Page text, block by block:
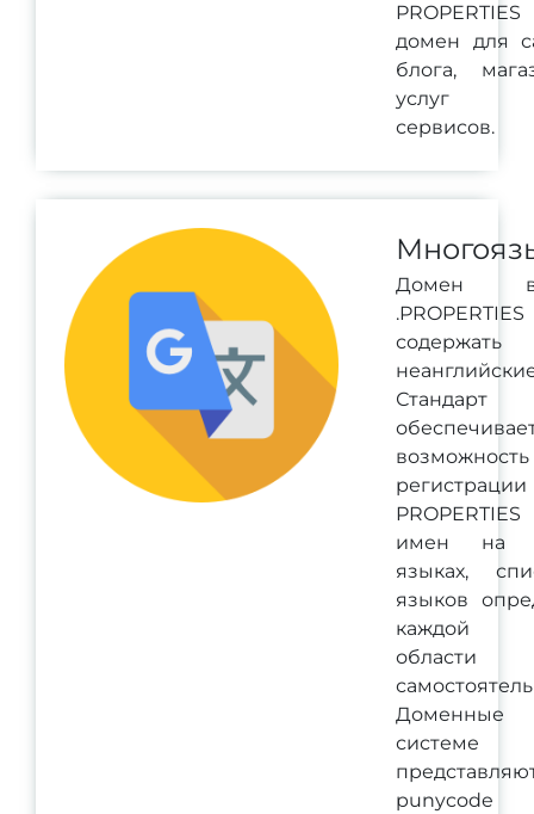
PROPERTIES
домен для
блога,
услуг
сервисов.
Домен
содержать
возможность
регистрации
имен на
языках,
языков
каждой
области
punycode